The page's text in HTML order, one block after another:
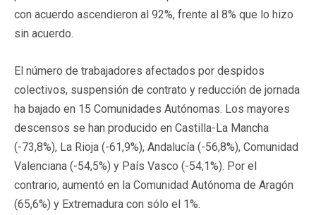
con acuerdo ascendieron al 92%, frente al 8% que lo hizo
sin acuerdo.
El número de trabajadores afectados por despidos
colectivos, suspensión de contrato y reducción de jornada
ha bajado en 15 Comunidades Autónomas. Los mayores
descensos se han producido en Castilla-La Mancha
(-73,8%), La Rioja (-61,9%), Andalucía (-56,8%), Comunidad
Valenciana (-54,5%) y País Vasco (-54,1%). Por el
contrario, aumentó en la Comunidad Autónoma de Aragón
(65,6%) y Extremadura con sólo el 1%.